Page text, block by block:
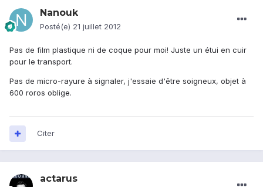
Nanouk
Posté(e) 21 juillet 2012
Pas de film plastique ni de coque pour moi! Juste un étui en cuir
pour le transport.
Pas de micro-rayure à signaler, j'essaie d'être soigneux, objet à
600 roros oblige.
Citer
actarus